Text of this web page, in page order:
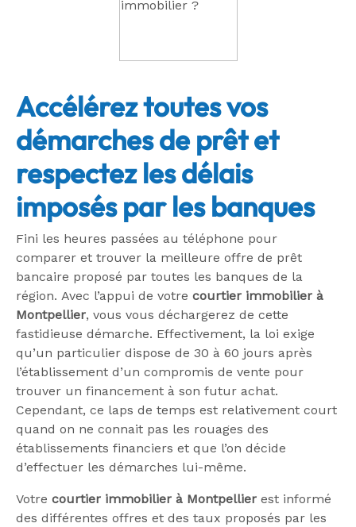
Accélérez toutes vos
démarches de prêt et
respectez les délais
imposés par les banques
Fini les heures passées au téléphone pour
comparer et trouver la meilleure offre de prêt
bancaire proposé par toutes les banques de la
région. Avec l’appui de votre courtier immobilier à
Montpellier, vous vous déchargerez de cette
fastidieuse démarche. Effectivement, la loi exige
qu’un particulier dispose de 30 à 60 jours après
l’établissement d’un compromis de vente pour
trouver un financement à son futur achat.
Cependant, ce laps de temps est relativement court
quand on ne connait pas les rouages des
établissements financiers et que l’on décide
d’effectuer les démarches lui-même.
Votre courtier immobilier à Montpellier est informé
des différentes offres et des taux proposés par les